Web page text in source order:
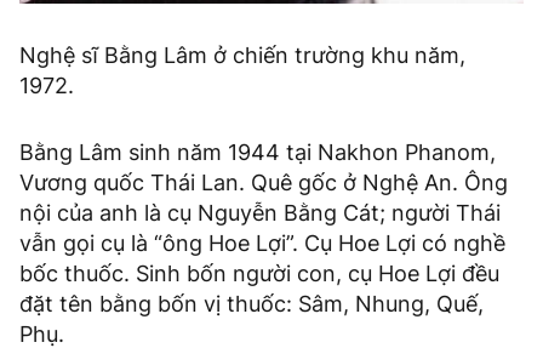
Nghệ sĩ Bằng Lâm ở chiến trường khu năm,
1972.
Bằng Lâm sinh năm 1944 tại Nakhon Phanom,
Vương quốc Thái Lan. Quê gốc ở Nghệ An. Ông
nội của anh là cụ Nguyễn Bằng Cát; người Thái
vẫn gọi cụ là “ông Hoe Lợi”. Cụ Hoe Lợi có nghề
bốc thuốc. Sinh bốn người con, cụ Hoe Lợi đều
đặt tên bằng bốn vị thuốc: Sâm, Nhung, Quế,
Phụ.